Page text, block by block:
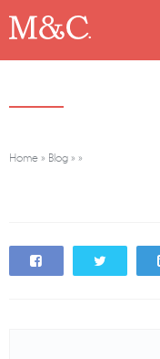
Home » Blog » »